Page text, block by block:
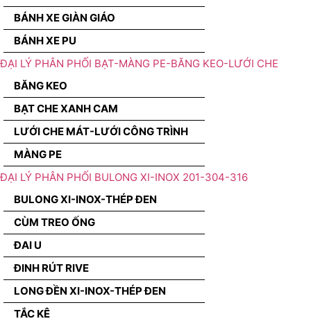
BÁNH XE GIÀN GIÁO
BÁNH XE PU
ĐẠI LÝ PHÂN PHỐI BẠT-MÀNG PE-BĂNG KEO-LƯỚI CHE
BĂNG KEO
BẠT CHE XANH CAM
LƯỚI CHE MÁT-LƯỚI CÔNG TRÌNH
MÀNG PE
ĐẠI LÝ PHÂN PHỐI BULONG XI-INOX 201-304-316
BULONG XI-INOX-THÉP ĐEN
CÙM TREO ỐNG
ĐAI U
ĐINH RÚT RIVE
LONG ĐỀN XI-INOX-THÉP ĐEN
TẮC KÊ